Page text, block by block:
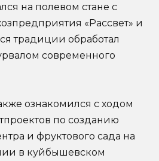
на полевом стане с
«Рассвет» и
традиции обработал
современного
ознакомился с ходом
по созданию
и фруктового сада на
в куйбышевском